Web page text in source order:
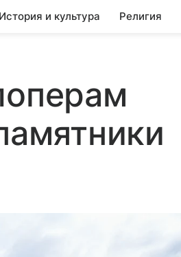
История и культура Религия